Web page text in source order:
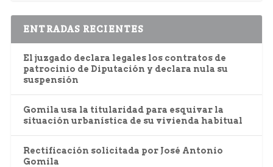
ENTRADAS RECIENTES
El juzgado declara legales los contratos de
patrocinio de Diputación y declara nula su
suspensión
Gomila usa la titularidad para esquivar la
situación urbanística de su vivienda habitual
Rectificación solicitada por José Antonio
Gomila